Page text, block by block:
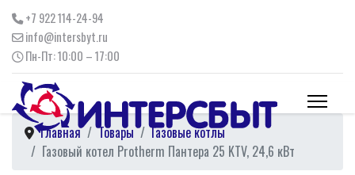
+7 922 114-24-94
info@intersbyt.ru
Пн-Пт: 10:00 – 17:00
Главная Товары
Газовые котлы
Газовый котел Protherm Пантера 25 KTV, 24,6 кВт